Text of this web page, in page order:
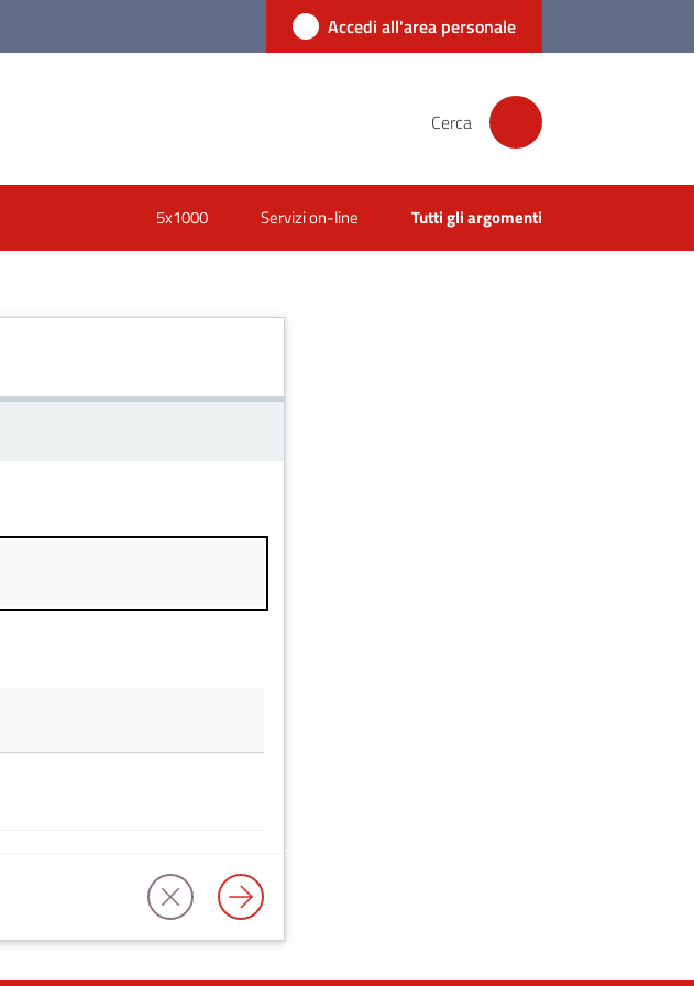
Accedi all'area personale
Cerca
5x1000 Servizi on-line Tutti gli argomenti